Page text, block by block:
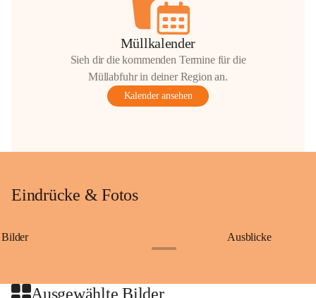
Müllkalender
Sieh dir die kommenden Termine für die
Müllabfuhr in deiner Region an.
Kalender ansehen
Eindrücke & Fotos
Bilder Ausblicke
Ausgewählte Bilder